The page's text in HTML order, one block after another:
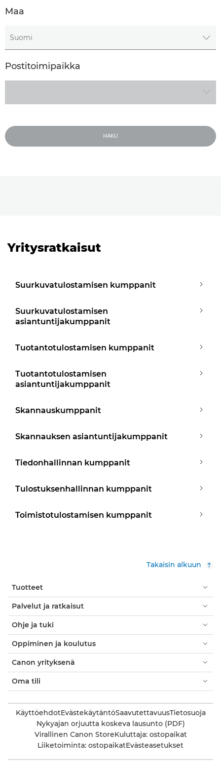
Maa
Postitoimipaikka
HAKU
Yritysratkaisut
Suurkuvatulostamisen kumppanit
Suurkuvatulostamisen
asiantuntijakumppanit
Tuotantotulostamisen kumppanit
Tuotantotulostamisen
asiantuntijakumppanit
Skannauskumppanit
Skannauksen asiantuntijakumppanit
Tiedonhallinnan kumppanit
Tulostuksenhallinnan kumppanit
Toimistotulostamisen kumppanit
Takaisin alkuun
Tuotteet
Palvelut ja ratkaisut
Ohje ja tuki
Oppiminen ja koulutus
Canon yrityksenä
Oma tili
KäyttöehdotEvästekäytäntöSaavutettavuusTietosuoja
Nykyajan orjuutta koskeva lausunto (PDF)
Virallinen Canon StoreKuluttaja: ostopaikat
Liiketoiminta: ostopaikatEvästeasetukset